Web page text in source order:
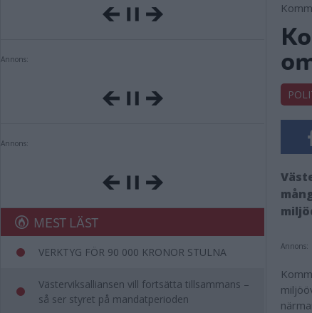
Annons:
Annons:
MEST LÄST
VERKTYG FÖR 90 000 KRONOR STULNA
Västerviksalliansen vill fortsätta tillsammans –
så ser styret på mandatperioden
Annons: